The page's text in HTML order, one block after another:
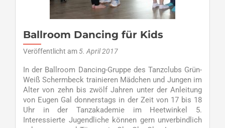
Ballroom Dancing für Kids
Veröffentlicht am 5. April 2017
In der Ballroom Dancing-Gruppe des Tanzclubs Grün-
Weiß Schermbeck trainieren Mädchen und Jungen im
Alter von zehn bis zwölf Jahren unter der Anleitung
von Eugen Gal donnerstags in der Zeit von 17 bis 18
Uhr in der Tanzakademie im Heetwinkel 5.
Interessierte Jugendliche können gern unverbindlich